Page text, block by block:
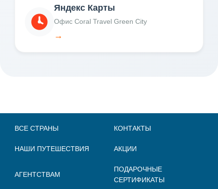
Яндекс Карты
Офис Coral Travel Green City
→
ВСЕ СТРАНЫ КОНТАКТЫ
НАШИ ПУТЕШЕСТВИЯ АКЦИИ
АГЕНТСТВАМ
ПОДАРОЧНЫЕ
СЕРТИФИКАТЫ